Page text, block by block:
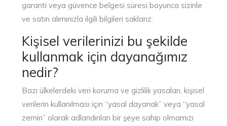
garanti veya güvence belgesi süresi boyunca sizinle
ve satın alımınızla ilgili bilgileri saklarız.
Kişisel verilerinizi bu şekilde
kullanmak için dayanağımız
nedir?
Bazı ülkelerdeki veri koruma ve gizlilik yasaları, kişisel
verilerin kullanılması için “yasal dayanak” veya “yasal
zemin” olarak adlandırılan bir şeye sahip olmamızı